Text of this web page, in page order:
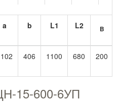
a b L1 L2 B
406 1100 680 200
15-600-6УП